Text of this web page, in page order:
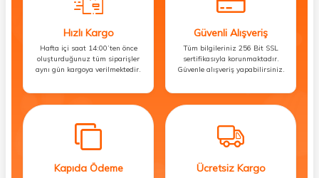
Hızlı Kargo
Hafta içi saat 14:00’ten önce
oluşturduğunuz tüm siparişler
aynı gün kargoya verilmektedir.
Güvenli Alışveriş
Tüm bilgileriniz 256 Bit SSL
sertifikasıyla korunmaktadır.
Güvenle alışveriş yapabilirsiniz.
Kapıda Ödeme Ücretsiz Kargo